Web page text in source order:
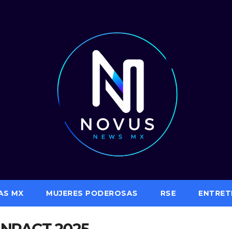
MX MUJERES PODEROSAS RSE